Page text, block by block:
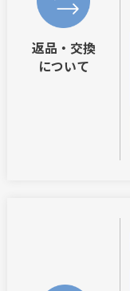
返品・交換
について